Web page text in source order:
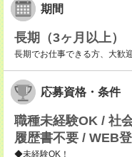
期間
長期（3ヶ月以上）
長期でお仕事できる方、大歓
応募資格・条件
職種未経験OK / 社
履歴書不要 / WEB
◆未経験OK！